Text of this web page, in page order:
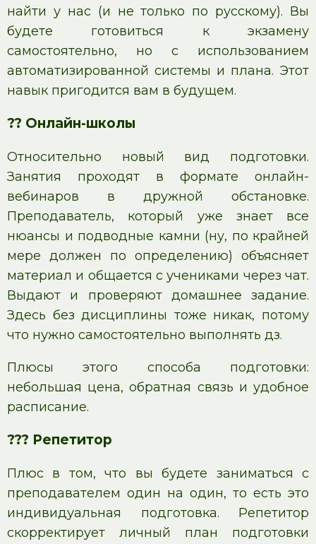
найти у нас (и не только по русскому). Вы
будете готовиться к экзамену
самостоятельно, но с использованием
автоматизированной системы и плана. Этот
навык пригодится вам в будущем.
?? Онлайн-школы
Относительно новый вид подготовки.
Занятия проходят в формате онлайн-
вебинаров в дружной обстановке.
Преподаватель, который уже знает все
нюансы и подводные камни (ну, по крайней
мере должен по определению) объясняет
материал и общается с учениками через чат.
Выдают и проверяют домашнее задание.
Здесь без дисциплины тоже никак, потому
что нужно самостоятельно выполнять дз.
Плюсы этого способа подготовки:
небольшая цена, обратная связь и удобное
расписание.
??? Репетитор
Плюс в том, что вы будете заниматься с
преподавателем один на один, то есть это
индивидуальная подготовка. Репетитор
скорректирует личный план подготовки